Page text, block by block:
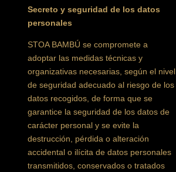
Secreto y seguridad de los datos
personales
STOA BAMBÚ se compromete a
adoptar las medidas técnicas y
organizativas necesarias, según el nivel
de seguridad adecuado al riesgo de los
datos recogidos, de forma que se
garantice la seguridad de los datos de
carácter personal y se evite la
destrucción, pérdida o alteración
accidental o ilícita de datos personales
transmitidos, conservados o tratados